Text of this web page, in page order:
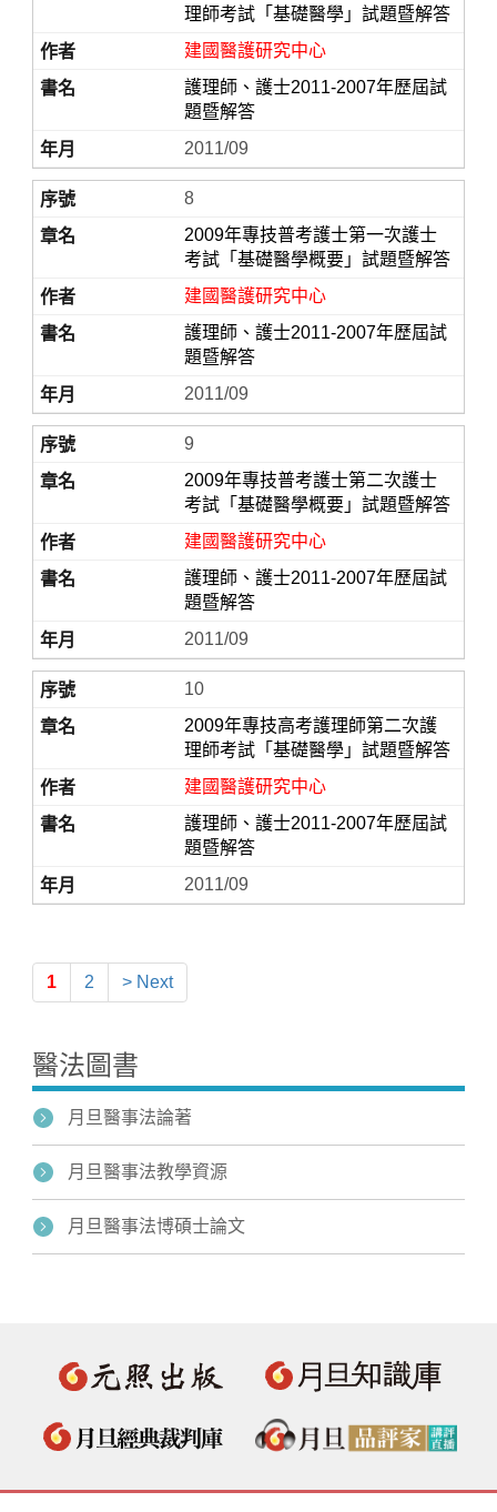
理師考試「基礎醫學」試題暨解答
建國醫護研究中心
護理師、護士2011-2007年歷屆試
題暨解答
2011/09
8
2009年專技普考護士第一次護士
考試「基礎醫學概要」試題暨解答
建國醫護研究中心
護理師、護士2011-2007年歷屆試
題暨解答
2011/09
9
2009年專技普考護士第二次護士
考試「基礎醫學概要」試題暨解答
建國醫護研究中心
護理師、護士2011-2007年歷屆試
題暨解答
2011/09
10
2009年專技高考護理師第二次護
理師考試「基礎醫學」試題暨解答
建國醫護研究中心
護理師、護士2011-2007年歷屆試
題暨解答
2011/09
1 2 > Next
醫法圖書
月旦醫事法論著
月旦醫事法教學資源
月旦醫事法博碩士論文